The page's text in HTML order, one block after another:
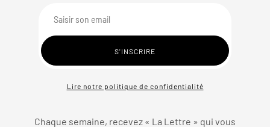
Lire notre politique de confidentialité
Chaque semaine, recevez « La Lettre » qui vous